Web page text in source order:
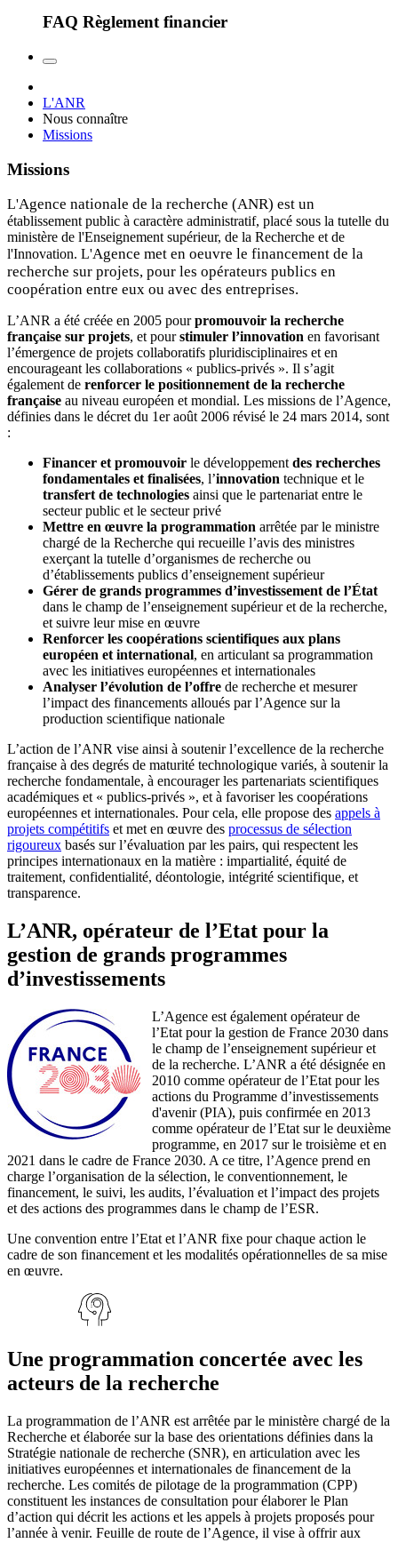
FAQ Règlement financier
L'ANR
Nous connaître
Missions
Missions
L'Agence nationale de la recherche (ANR) est un
établissement public à caractère administratif, placé sous la tutelle du
ministère de l'Enseignement supérieur, de la Recherche et de
l'Innovation. L'Agence met en oeuvre le financement de la
recherche sur projets, pour les opérateurs publics en
coopération entre eux ou avec des entreprises.
L’ANR a été créée en 2005 pourpromouvoir la recherche
française sur projets, et pourstimuler l’innovation en favorisant
l’émergence de projets collaboratifs pluridisciplinaires et en
encourageant les collaborations « publics-privés ». Il s’agit
également de renforcer le positionnement de la recherche
française au niveau européen et mondial. Les missions de l’Agence,
définies dans le décret du 1er août 2006 révisé le 24 mars 2014, sont
:
Financer et promouvoir le développement des recherches
fondamentales et finalisées, l’innovation technique et le
transfert de technologies ainsi que le partenariat entre le
secteur public et le secteur privé
Mettre en œuvre la programmation arrêtée par le ministre
chargé de la Recherche qui recueille l’avis des ministres
exerçant la tutelle d’organismes de recherche ou
d’établissements publics d’enseignement supérieur
Gérer de grands programmes d’investissement de l’État
dans le champ de l’enseignement supérieur et de la recherche,
et suivre leur mise en œuvre
Renforcer les coopérations scientifiques aux plans
européen et international, en articulant sa programmation
avec les initiatives européennes et internationales
Analyser l’évolution de l’offre de recherche et mesurer
l’impact des financements alloués par l’Agence sur la
production scientifique nationale
L’action de l’ANR vise ainsi à soutenir l’excellence de la recherche
française à des degrés de maturité technologique variés, à soutenir la
recherche fondamentale, à encourager les partenariats scientifiques
académiques et « publics-privés », et à favoriser les coopérations
européennes et internationales. Pour cela, elle propose des appels à
projets compétitifs et met en œuvre des processus de sélection
rigoureux basés sur l’évaluation par les pairs, qui respectent les
principes internationaux en la matière : impartialité, équité de
traitement, confidentialité, déontologie, intégrité scientifique, et
transparence.
L’ANR, opérateur de l’Etat pour la
gestion de grands programmes
d’investissements
L’Agence est également opérateur de
l’Etat pour la gestion de France 2030 dans
le champ de l’enseignement supérieur et
de la recherche. L’ANR a été désignée en
2010 comme opérateur de l’Etat pour les
actions du Programme d’investissements
d'avenir (PIA), puis confirmée en 2013
comme opérateur de l’Etat sur le deuxième
programme, en 2017 sur le troisième et en
2021 dans le cadre de France 2030. A ce titre, l’Agence prend en
charge l’organisation de la sélection, le conventionnement, le
financement, le suivi, les audits, l’évaluation et l’impact des projets
et des actions des programmes dans le champ de l’ESR.
Une convention entre l’Etat et l’ANR fixe pour chaque action le
cadre de son financement et les modalités opérationnelles de sa mise
en œuvre.
Une programmation concertée avec les
acteurs de la recherche
La programmation de l’ANR est arrêtée par le ministère chargé de la
Recherche et élaborée sur la base des orientations définies dans la
Stratégie nationale de recherche (SNR), en articulation avec les
initiatives européennes et internationales de financement de la
recherche. Les comités de pilotage de la programmation (CPP)
constituent les instances de consultation pour élaborer le Plan
d’action qui décrit les actions et les appels à projets proposés pour
l’année à venir. Feuille de route de l’Agence, il vise à offrir aux